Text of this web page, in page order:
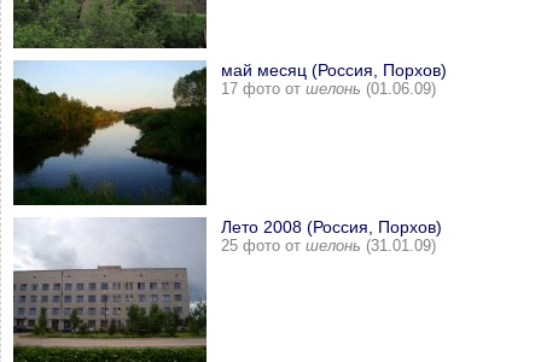
май месяц (Россия, Порхов)
17 фото от шелонь (01.06.09)
Лето 2008 (Россия, Порхов)
25 фото от шелонь (31.01.09)